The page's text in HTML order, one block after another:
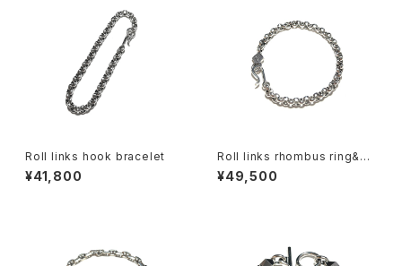
Roll links hook bracelet
¥41,800
Roll links rhombus ring&ho
ok bracelet
¥49,500